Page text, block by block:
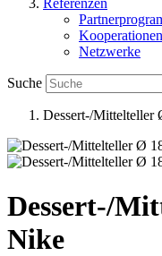
Referenzen
Kooperationen
Netzwerke
Suche
Dessert-/Mittelteller
Dessert-/
Nike